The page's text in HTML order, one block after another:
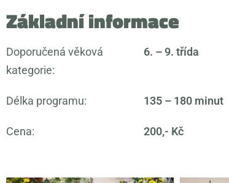
Základní informace
Doporučená věková
kategorie:
6. – 9. třída
Délka programu: 135 – 180 minut
Cena: 200,- Kč